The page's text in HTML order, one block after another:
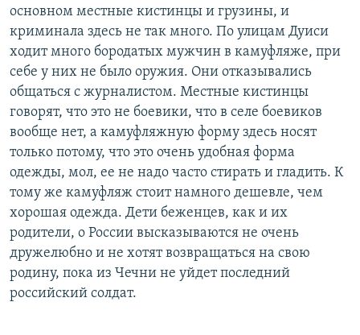
основном местные кистинцы и грузины, и
криминала здесь не так много. По улицам Дуиси
ходит много бородатых мужчин в камуфляже, при
себе у них не было оружия. Они отказывались
общаться с журналистом. Местные кистинцы
говорят, что это не боевики, что в селе боевиков
вообще нет, а камуфляжную форму здесь носят
только потому, что это очень удобная форма
одежды, мол, ее не надо часто стирать и гладить. К
тому же камуфляж стоит намного дешевле, чем
хорошая одежда. Дети беженцев, как и их
родители, о России высказываются не очень
дружелюбно и не хотят возвращаться на свою
родину, пока из Чечни не уйдет последний
российский солдат.